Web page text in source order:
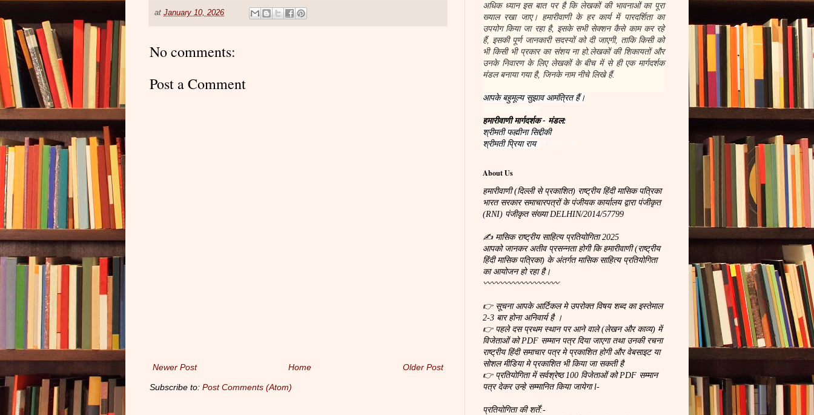
at January 10, 2026
No comments:
Post a Comment
Newer Post Older Post
Home
Subscribe to: Post Comments (Atom)
अधिक ध्यान इस बात पर है कि लेखकों की भावनाओं का पूरा
ख्याल रखा जाए। हमारीवाणी के हर कार्य में पारदर्शिता का
उपयोग किया जा रहा है, इसके सभी सेक्शन कैसे काम कर रहे
हैं, इसकी पूर्ण जानकारी सदस्यों को दी जाएगी, ताकि किसी को
भी किसी भी प्रकार का संशय ना हो.लेखकों की शिकायतों और
उनके निवारण के लिए लेखकों के बीच में से ही एक मार्गदर्शक
मंडल बनाया गया है, जिनके नाम नीचे लिखे हैं.
आपके बहुमूल्य सुझाव आमंत्रित हैं।
हमारीवाणी मार्गदर्शक - मंडल:
श्रीमती फह्मीना सिद्दीकी
श्रीमती प्रिया राय
About Us
हमारीवाणी (दिल्ली से प्रकाशित) राष्ट्रीय हिंदी मासिक पत्रिका
भारत सरकार समाचारपत्रों के पंजीयक कार्यालय द्वारा पंजीकृत
(RNI) पंजीकृत संख्या DELHIN/2014/57799
✍ मासिक राष्ट्रीय साहित्य प्रतियोगिता 2025
आपको जानकर अतीव प्रसन्नता होगी कि हमारीवाणी (राष्ट्रीय
हिंदी मासिक पत्रिका) के अंतर्गत मासिक साहित्य प्रतियोगिता
का आयोजन हो रहा है।
〰〰〰〰〰〰〰〰〰
👉 सूचना आपके आर्टिकल मे उपरोक्त विषय शब्द का इस्तेमाल
2-3 बार होना अनिवार्य है ।
👉 पहले दस प्रथम स्थान पर आने वाले (लेखन और काव्य) में
विजेताओं को PDF सम्मान पत्र दिया जाएगा तथा उनकी रचना
राष्ट्रीय हिंदी समाचार पत्र मे प्रकाशित होगी और वेबसाइट या
सोशल मीडिया मे प्रकाशित भी किया जा सकती है
👉 प्रतियोगिता में सर्वश्रेष्ठ 100 विजेताओं को PDF सम्मान
पत्र देकर उन्हे सम्मानित किया जायेगा l-
प्रतियोगिता की शर्तें:-